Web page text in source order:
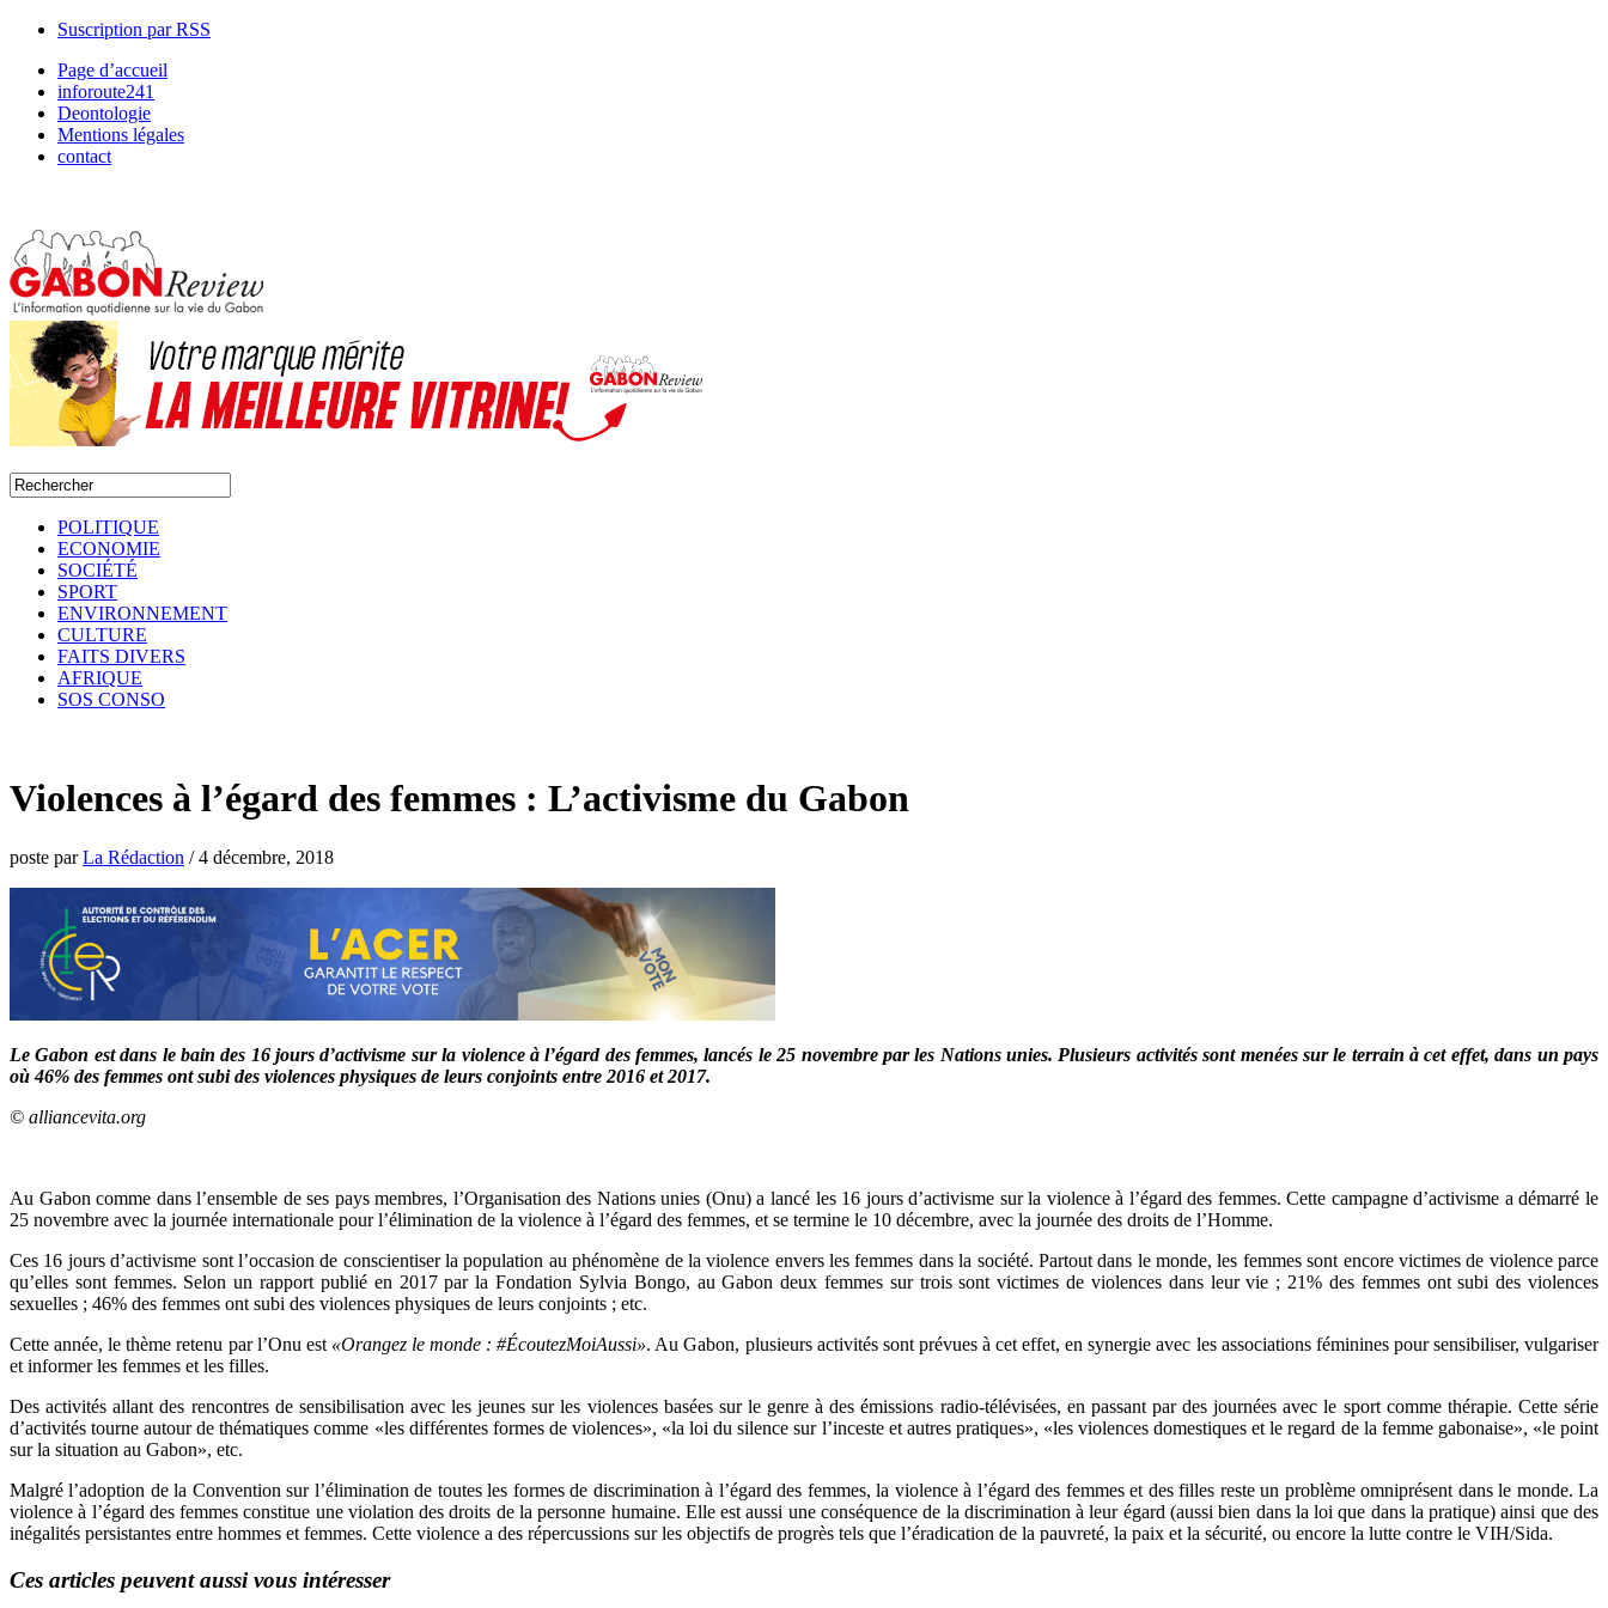
Suscription par RSS
Page d’accueil
inforoute241
Deontologie
Mentions légales
contact
POLITIQUE
ECONOMIE
SOCIÉTÉ
SPORT
ENVIRONNEMENT
CULTURE
FAITS DIVERS
AFRIQUE
SOS CONSO
Violences à l’égard des femmes : L’activisme du Gabon
poste parLa Rédaction /4 décembre, 2018
Le Gabon est dans le bain des 16 jours d’activisme sur la violence à l’égard des femmes, lancés le 25 novembre par les Nations unies. Plusieurs activités sont menées sur le terrain à cet effet, dans un pays
où 46% des femmes ont subi des violences physiques de leurs conjoints entre 2016 et 2017.
© alliancevita.org
Au Gabon comme dans l’ensemble de ses pays membres, l’Organisation des Nations unies (Onu) a lancé les 16 jours d’activisme sur la violence à l’égard des femmes. Cette campagne d’activisme a démarré le
25 novembre avec la journée internationale pour l’élimination de la violence à l’égard des femmes, et se termine le 10 décembre, avec la journée des droits de l’Homme.
Ces 16 jours d’activisme sont l’occasion de conscientiser la population au phénomène de la violence envers les femmes dans la société. Partout dans le monde, les femmes sont encore victimes de violence parce
qu’elles sont femmes. Selon un rapport publié en 2017 par la Fondation Sylvia Bongo, au Gabon deux femmes sur trois sont victimes de violences dans leur vie ; 21% des femmes ont subi des violences
sexuelles ; 46% des femmes ont subi des violences physiques de leurs conjoints ; etc.
Cette année, le thème retenu par l’Onu est «Orangez le monde : #ÉcoutezMoiAussi». Au Gabon, plusieurs activités sont prévues à cet effet, en synergie avec les associations féminines pour sensibiliser, vulgariser
et informer les femmes et les filles.
Des activités allant des rencontres de sensibilisation avec les jeunes sur les violences basées sur le genre à des émissions radio-télévisées, en passant par des journées avec le sport comme thérapie. Cette série
d’activités tourne autour de thématiques comme «les différentes formes de violences», «la loi du silence sur l’inceste et autres pratiques», «les violences domestiques et le regard de la femme gabonaise», «le point
sur la situation au Gabon», etc.
Malgré l’adoption de la Convention sur l’élimination de toutes les formes de discrimination à l’égard des femmes, la violence à l’égard des femmes et des filles reste un problème omniprésent dans le monde. La
violence à l’égard des femmes constitue une violation des droits de la personne humaine. Elle est aussi une conséquence de la discrimination à leur égard (aussi bien dans la loi que dans la pratique) ainsi que des
inégalités persistantes entre hommes et femmes. Cette violence a des répercussions sur les objectifs de progrès tels que l’éradication de la pauvreté, la paix et la sécurité, ou encore la lutte contre le VIH/Sida.
Ces articles peuvent aussi vous intéresser